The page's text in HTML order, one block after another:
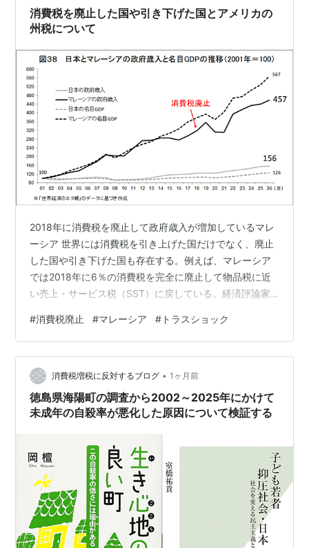
消費税を廃止した国や引き下げた国とアメリカの
州税について
2018年に消費税を廃止して政府歳入が増加しているマレ
ーシア 世界には消費税を引き上げた国だけでなく、廃止
した国や引き下げた国も存在する。例えば、マレーシア
では2018年に6％の消費税を完全に廃止して物品税に近
い売上・サービス税（SST）に戻している。経済評論家
の消費税廃止を失敗だったと言い張っているが、過去25
年間の政府歳入の推移を見るとマレーシアは2001年の
916.3リンギットから2026年の4188.2リンギットまで約
4.57倍まで増加しているのに対し、日本は2001年の
154.2兆円から2026年の241.0兆円まで約1.56倍の増加…
#消費税廃止 #マレーシア # トラスショック
消費税増税に反対するブログ • 1ヶ月前
徳島県海陽町の調査から2002～2025年にかけて
未成年の自殺率が悪化した原因について検証する